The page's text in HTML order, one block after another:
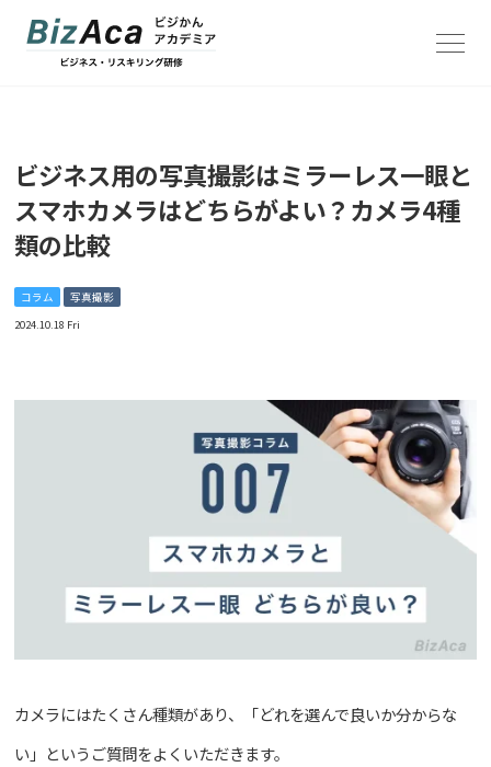
お知らせ / コラム
リスキリング研修一覧
「撮トレ」撮影の法人研修
写真と広告事務所NoThrow
ビジネス用の写真撮影はミラーレス一眼と
スマホカメラはどちらがよい？カメラ4種
類の比較
コラム
写真撮影
2024.10.18 Fri
カメラにはたくさん種類があり、「どれを選んで良いか分からな
い」というご質問をよくいただきます。